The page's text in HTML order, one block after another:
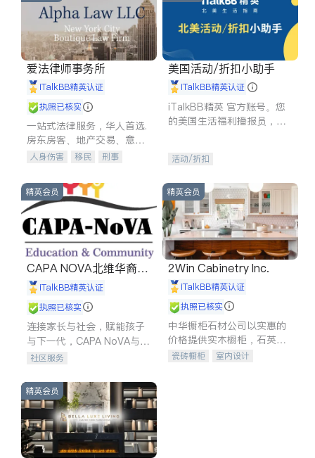
爱法律师事务所
iTalkBB精英认证
执照已核实
一站式法律服务，华人首选.
房东房客、地产交易、意外
伤害、车祸重伤、商业诉
建筑合同、刑事案件全包办
人身伤害 移民
刑事
信托/遗嘱
商业
索赔
律师-其它 保释
美国活动/折扣小助手
iTalkBB精英认证
iTalkBB精英 官方账号。您
的美国生活福利播报员，精
专属福利。
活动/折扣
精英会员
CAPA NOVA北维华裔家
长会iTalkBB精英认证
执照已核实
连接家长与社会，赋能孩子
与下一代，CAPA NoVA与您
携手建设包容、公平、充满
社区服务
精英会员
2Win Cabinetry Inc.
iTalkBB精英认证
执照已核实
中华橱柜石材公司以实惠的
价格提供实木橱柜，石英石
台面，多种优质不锈钢水
瓷砖橱柜
室内设计
精英会员